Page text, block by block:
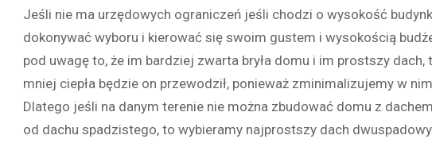
Jeśli nie ma urzędowych ograniczeń jeśli chodzi o wysokość
dokonywać wyboru i kierować się swoim gustem i wysokością
pod uwagę to, że im bardziej zwarta bryła domu i im prostszy
mniej ciepła będzie on przewodził, ponieważ zminimalizujemy w
Dlatego jeśli na danym terenie nie można zbudować domu z
od dachu spadzistego, to wybieramy najprostszy dach